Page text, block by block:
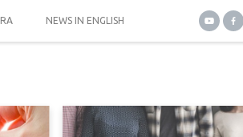
NEWS IN ENGLISH